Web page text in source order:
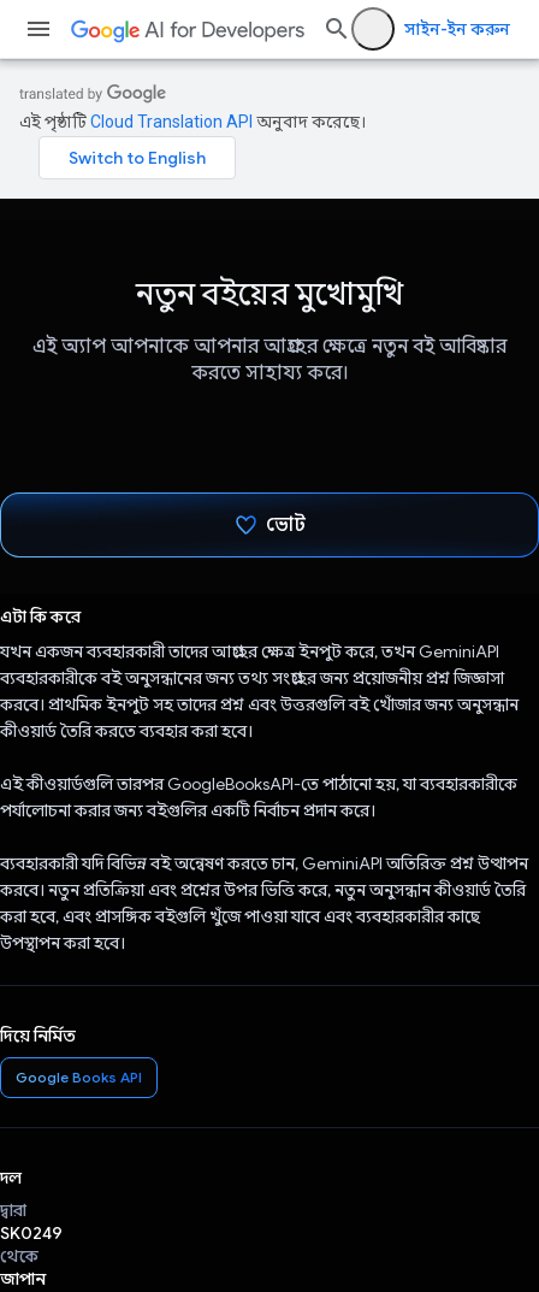
সাইন-ইন করুন
এই পৃষ্ঠাটিCloud Translation API অনুবাদ করেছে।
নতুন বইয়ের মুখোমুখি
এই অ্যাপ আপনাকে আপনার আগ্রহের ক্ষেত্রে নতুন বই আবিষ্কার
করতে সাহায্য করে।
ভোট
এটা কি করে
যখন একজন ব্যবহারকারী তাদের আগ্রহের ক্ষেত্র ইনপুট করে, তখন GeminiAPI
ব্যবহারকারীকে বই অনুসন্ধানের জন্য তথ্য সংগ্রহের জন্য প্রয়োজনীয় প্রশ্ন জিজ্ঞাসা
করবে। প্রাথমিক ইনপুট সহ তাদের প্রশ্ন এবং উত্তরগুলি বই খোঁজার জন্য অনুসন্ধান
কীওয়ার্ড তৈরি করতে ব্যবহার করা হবে।
এই কীওয়ার্ডগুলি তারপর GoogleBooksAPI-তে পাঠানো হয়, যা ব্যবহারকারীকে
পর্যালোচনা করার জন্য বইগুলির একটি নির্বাচন প্রদান করে।
ব্যবহারকারী যদি বিভিন্ন বই অন্বেষণ করতে চান, GeminiAPI অতিরিক্ত প্রশ্ন উত্থাপন
করবে। নতুন প্রতিক্রিয়া এবং প্রশ্নের উপর ভিত্তি করে, নতুন অনুসন্ধান কীওয়ার্ড তৈরি
করা হবে, এবং প্রাসঙ্গিক বইগুলি খুঁজে পাওয়া যাবে এবং ব্যবহারকারীর কাছে
উপস্থাপন করা হবে।
দিয়ে নির্মিত
Google Books API
দল
দ্বারা
SK0249
থেকে
জাপান